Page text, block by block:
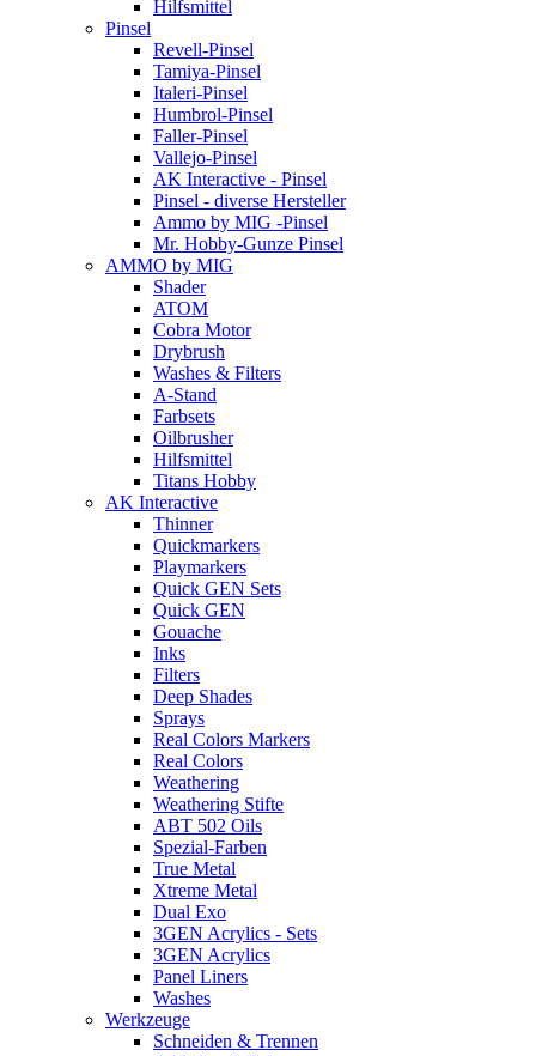
Hilfsmittel
Pinsel
Revell-Pinsel
Tamiya-Pinsel
Italeri-Pinsel
Humbrol-Pinsel
Faller-Pinsel
Vallejo-Pinsel
AK Interactive - Pinsel
Pinsel - diverse Hersteller
Ammo by MIG -Pinsel
Mr. Hobby-Gunze Pinsel
AMMO by MIG
Shader
ATOM
Cobra Motor
Drybrush
Washes & Filters
A-Stand
Farbsets
Oilbrusher
Hilfsmittel
Titans Hobby
AK Interactive
Thinner
Quickmarkers
Playmarkers
Quick GEN Sets
Quick GEN
Gouache
Inks
Filters
Deep Shades
Sprays
Real Colors Markers
Real Colors
Weathering
Weathering Stifte
ABT 502 Oils
Spezial-Farben
True Metal
Xtreme Metal
Dual Exo
3GEN Acrylics - Sets
3GEN Acrylics
Panel Liners
Washes
Werkzeuge
Schneiden & Trennen